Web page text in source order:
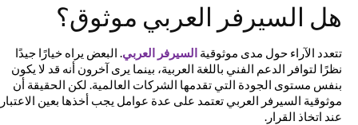
هل السيرفر العربي موثوق؟
تتعدد الآراء حول مدى موثوقيةالسيرفر العربي. البعض يراه خيارًا جيدًا
نظرًا لتوافر الدعم الفني باللغة العربية، بينما يرى آخرون أنه قد لا يكون
بنفس مستوى الجودة التي تقدمها الشركات العالمية. لكن الحقيقة أن
موثوقية السيرفر العربي تعتمد على عدة عوامل يجب أخذها بعين الاعتبار
عند اتخاذ القرار.